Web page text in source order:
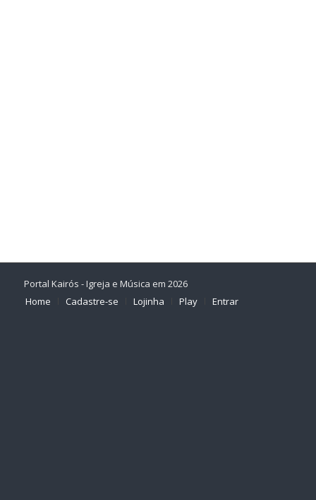
Portal Kairós - Igreja e Música em 2026
Home
Cadastre-se Lojinha Play Entrar